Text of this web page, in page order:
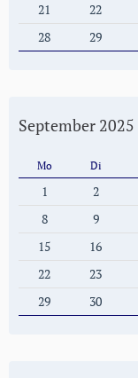
21
22
28
29
September 2025
Mo Di
1 2
8
9
15
16
22
23
29
30